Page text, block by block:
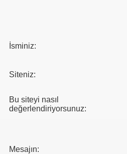
İsminiz:
Siteniz:
Bu siteyi nasıl
değerlendiriyorsunuz:
Mesajın: